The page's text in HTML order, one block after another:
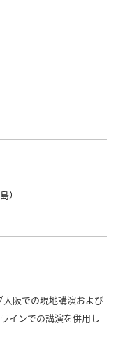
）
阪での現地講演および
インでの講演を併用し